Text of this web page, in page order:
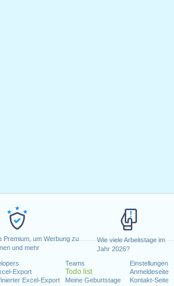
Premium, um Werbung zu
und mehr
Wie viele Arbeitstage im
Jahr 2026?
Export
Excel-Export
Teams
Todo list
Meine Geburtstage
Einstellungen
Anmeldeseite
Kontakt-Seite